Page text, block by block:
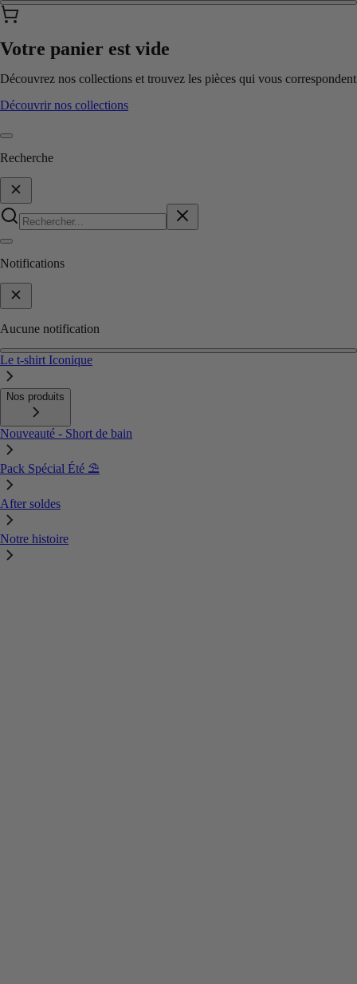
Votre panier est vide
Découvrez nos collections et trouvez les pièces qui vous correspondent
Découvrir nos collections
Recherche
Notifications
Aucune notification
Le t-shirt Iconique
Nos produits
Nouveauté - Short de bain
Pack Spécial Été ⛱️
After soldes
Notre histoire